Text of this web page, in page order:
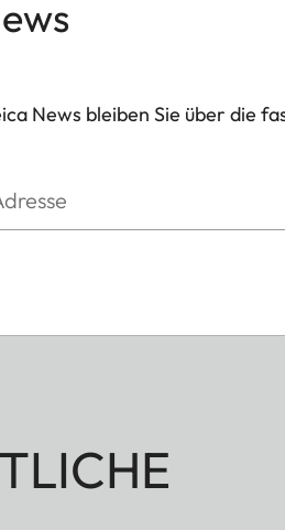
News bleiben Sie über die